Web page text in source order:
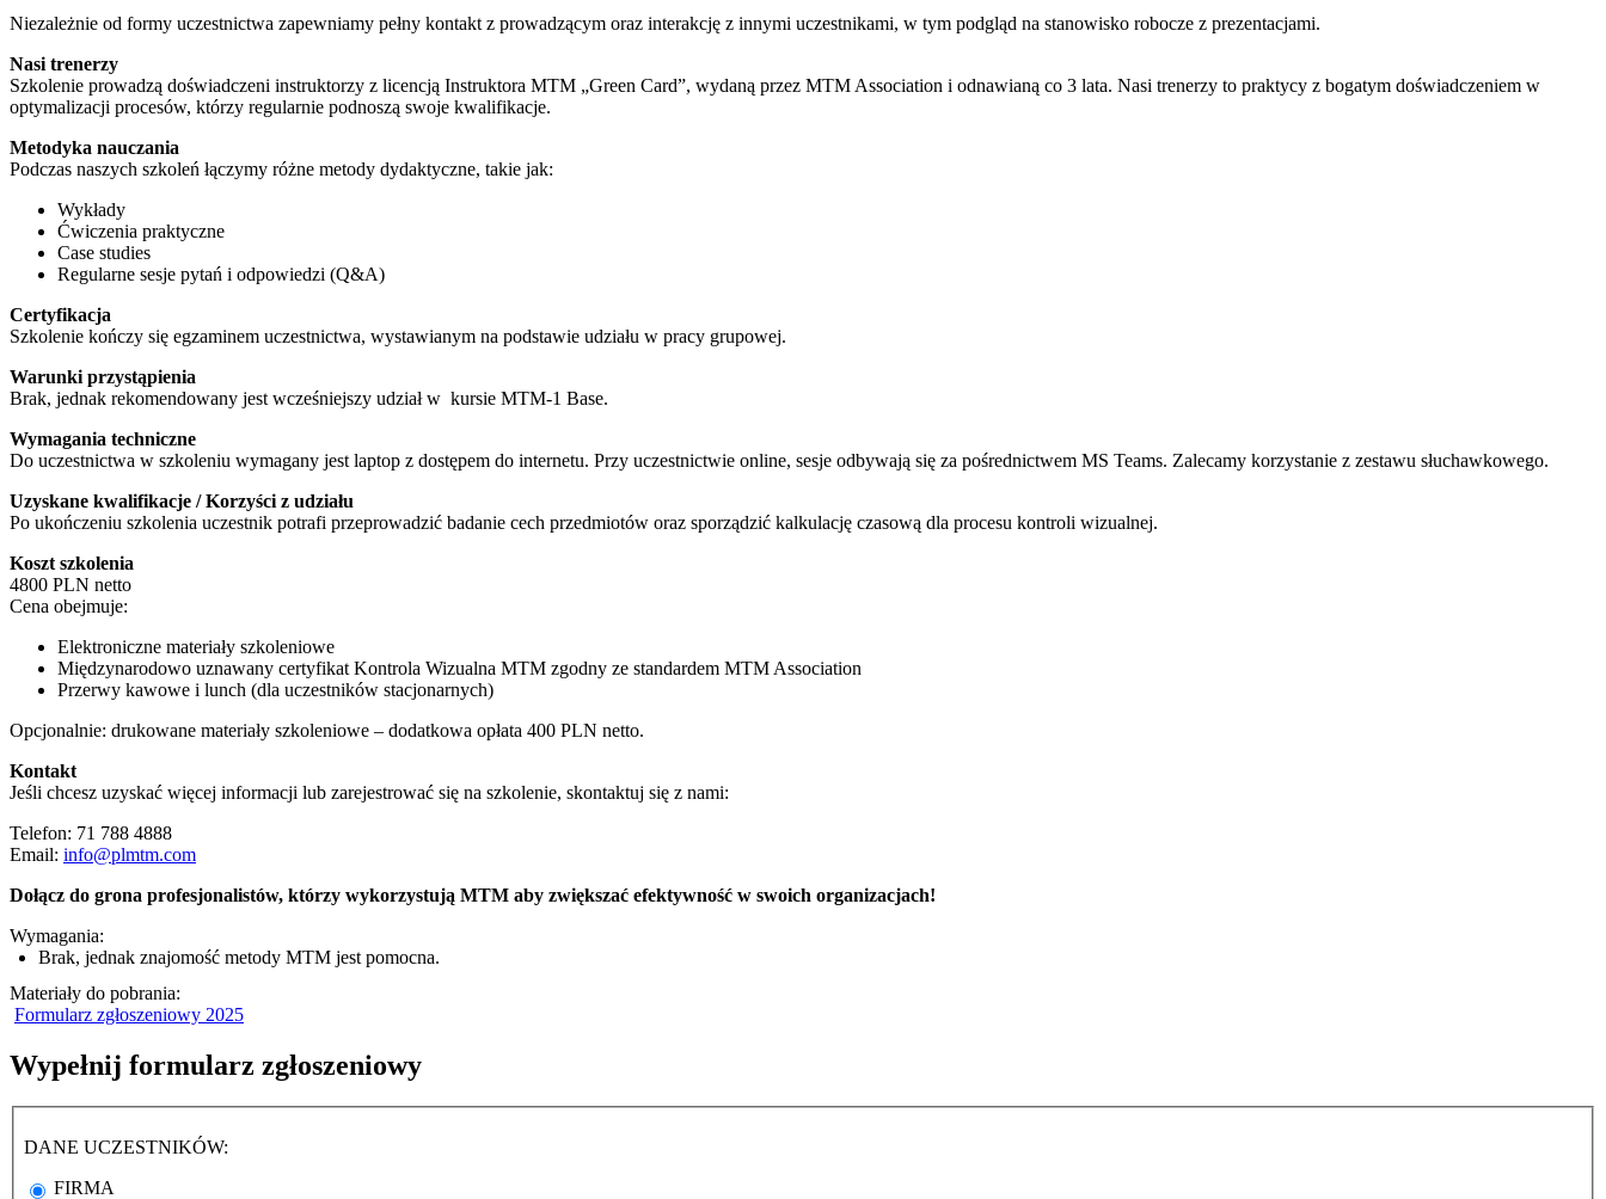
Niezależnie od formy uczestnictwa zapewniamy pełny kontakt z prowadzącym oraz interakcję z innymi uczestnikami, w tym podgląd na stanowisko robocze z prezentacjami.
Nasi trenerzy
Szkolenie prowadzą doświadczeni instruktorzy z licencją Instruktora MTM „Green Card”, wydaną przez MTM Association i odnawianą co 3 lata. Nasi trenerzy to praktycy z bogatym doświadczeniem w
optymalizacji procesów, którzy regularnie podnoszą swoje kwalifikacje.
Metodyka nauczania
Podczas naszych szkoleń łączymy różne metody dydaktyczne, takie jak:
Wykłady
Ćwiczenia praktyczne
Case studies
Regularne sesje pytań i odpowiedzi (Q&A)
Certyfikacja
Szkolenie kończy się egzaminem uczestnictwa, wystawianym na podstawie udziału w pracy grupowej.
Warunki przystąpienia
Brak, jednak rekomendowany jest wcześniejszy udział w kursie MTM-1 Base.
Wymagania techniczne
Do uczestnictwa w szkoleniu wymagany jest laptop z dostępem do internetu. Przy uczestnictwie online, sesje odbywają się za pośrednictwem MS Teams. Zalecamy korzystanie z zestawu słuchawkowego.
Uzyskane kwalifikacje / Korzyści z udziału
Po ukończeniu szkolenia uczestnik potrafi przeprowadzić badanie cech przedmiotów oraz sporządzić kalkulację czasową dla procesu kontroli wizualnej.
Koszt szkolenia
4800 PLN netto
Cena obejmuje:
Elektroniczne materiały szkoleniowe
Międzynarodowo uznawany certyfikat Kontrola Wizualna MTM zgodny ze standardem MTM Association
Przerwy kawowe i lunch (dla uczestników stacjonarnych)
Opcjonalnie: drukowane materiały szkoleniowe – dodatkowa opłata 400 PLN netto.
Kontakt
Jeśli chcesz uzyskać więcej informacji lub zarejestrować się na szkolenie, skontaktuj się z nami:
Telefon: 71 788 4888
Email: info@plmtm.com
Dołącz do grona profesjonalistów, którzy wykorzystują MTM aby zwiększać efektywność w swoich organizacjach!
Wymagania:
Brak, jednak znajomość metody MTM jest pomocna.
Materiały do pobrania:
Formularz zgłoszeniowy 2025
Wypełnij formularz zgłoszeniowy
DANE UCZESTNIKÓW:
Firma*
FIRMA